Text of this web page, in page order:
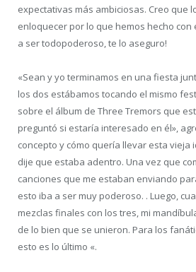
expectativas más ambiciosas. Creo que
enloquecer por lo que hemos hecho con
a ser todopoderoso, te lo aseguro!
«Sean y yo terminamos en una fiesta
los dos estábamos tocando el mismo
sobre el álbum de Three Tremors que
preguntó si estaría interesado en él»,
concepto y cómo quería llevar esta vieja
dije que estaba adentro. Una vez que
canciones que me estaban enviando
esto iba a ser muy poderoso. . Luego,
mezclas finales con los tres, mi
de lo bien que se unieron. Para los
esto es lo último «.